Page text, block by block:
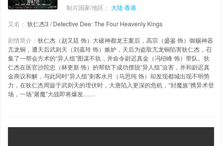
制片国家/地区： 大陆香港
又名： 狄仁杰3 / Detective Dee: The Four Heavenly Kings
剧情简介： 狄仁杰（赵又廷 饰）大破神都龙王案后，高宗（盛鉴 饰）御赐神器
亢龙锏，遭天后武则天（刘嘉玲 饰）嫉妒，天后为盗取亢龙锏陷害狄仁杰，召
集了一帮会方术的“异人组”图谋不轨，并命令尉迟真金（冯绍峰 饰）带队。狄
仁杰在医官沙陀忠（林更新 饰）的帮助下成功摆脱“异人组”迫害，并和尉迟真
金商议和解，与此同时“异人组”刺客水月（马思纯 饰）却发现都城出现不明势
力，在狄仁杰周旋于武则天的埋伏时，大唐陷入更深的危机，“封魔族”携异术登
场，一场“屠魔”大战即将爆发……